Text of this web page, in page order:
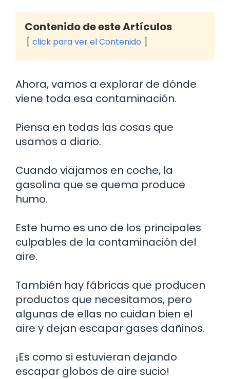
Contenido de este Artículos
click para ver el Contenido
Ahora, vamos a explorar de dónde
viene toda esa contaminación.
Piensa en todas las cosas que
usamos a diario.
Cuando viajamos en coche, la
gasolina que se quema produce
humo.
Este humo es uno de los principales
culpables de la contaminación del
aire.
También hay fábricas que producen
productos que necesitamos, pero
algunas de ellas no cuidan bien el
aire y dejan escapar gases dañinos.
¡Es como si estuvieran dejando
escapar globos de aire sucio!